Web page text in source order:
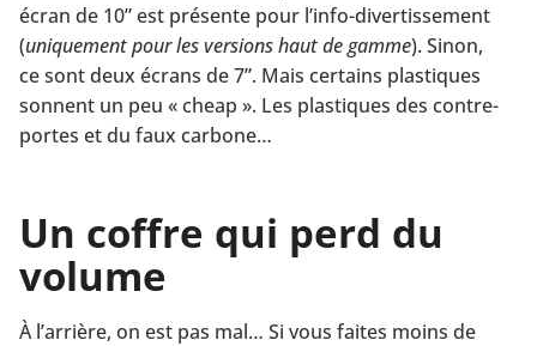
écran de 10” est présente pour l’info-divertissement
(uniquement pour les versions haut de gamme). Sinon,
ce sont deux écrans de 7”. Mais certains plastiques
sonnent un peu « cheap ». Les plastiques des contre-
portes et du faux carbone…
Un coffre qui perd du
volume
À l’arrière, on est pas mal… Si vous faites moins de